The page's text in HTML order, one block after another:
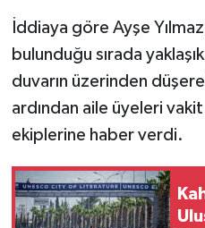
İddiaya göre Ayşe
bulunduğu sırada
duvarın üzerinden
ardından aile üyeleri
ekiplerine haber verdi.
SEÇİM 2011
ÜÇÜNCÜ SAYFA
Yemek
SİVİL TOPLUM